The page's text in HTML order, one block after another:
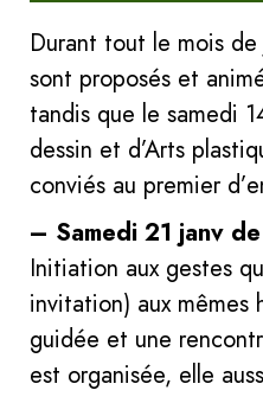
Durant tout le mois
sont proposés et
tandis que le samedi
dessin et d’Arts
conviés au premier
– Samedi 21 janv
Initiation aux gestes
invitation) aux mêmes
guidée et une
est organisée, elle